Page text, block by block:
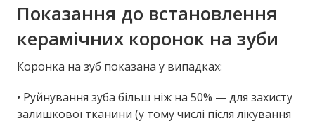
Показання до встановлення
керамічних коронок на зуби
Коронка на зуб показана у випадках:
• Руйнування зуба більш ніж на 50% — для захисту
залишкової тканини (у тому числі після лікування